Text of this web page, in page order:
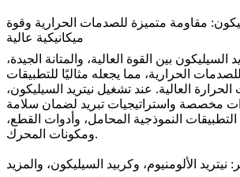
مقاومة متميزة للصدمات الحرارية وقوة
ميكانيكية عالية
السيليكون بين القوة العالية، والمتانة الجيدة،
الحرارية، مما يجعله مثاليًا للتطبيقات
الحرارة العالية. عند تشغيل نيتريد السيليكون،
مخصصة واستراتيجيات تبريد لضمان سلامة
النموذجية المحامل، وأدوات القطع،
ومكونات المحرك.
الألومنيوم، وكربيد السيليكون، والمزيد